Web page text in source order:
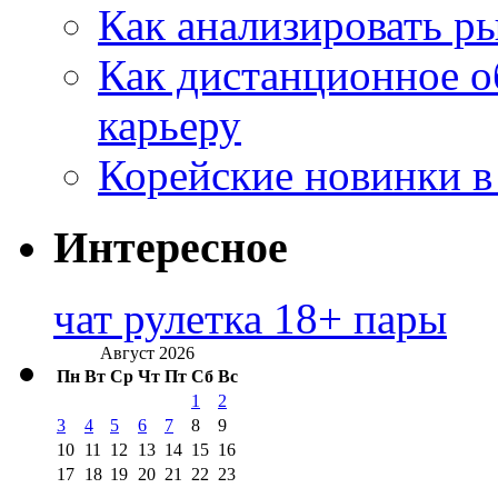
Как анализировать
Как дистанционное
карьеру
Корейские новинки
Интересное
чат рулетка 18+ пары
Август 2026
Пн Вт Ср Чт Пт Сб Вс
1
2
3
4 5 6 7 8
9
10 11 12 13 14 15 16
17 18 19 20 21 22 23